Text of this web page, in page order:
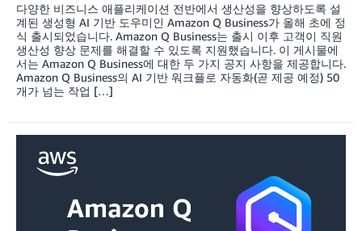
다양한 비즈니스 애플리케이션 전반에서 생산성을 향상하도록 설
계된 생성형 AI 기반 도우미인 Amazon Q Business가 올해 초에 정
식 출시되었습니다. Amazon Q Business는 출시 이후 고객이 직원
생산성 향상 문제를 해결할 수 있도록 지원했습니다. 이 게시물에
서는 Amazon Q Business에 대한 두 가지 공지 사항을 제공합니다.
Amazon Q Business의 AI 기반 워크플로 자동화(곧 제공 예정) 50
개가 넘는 작업 […]